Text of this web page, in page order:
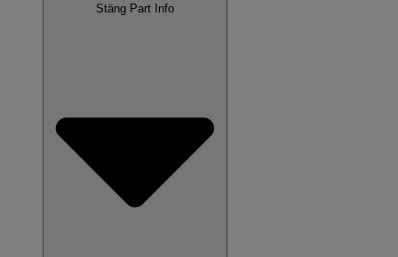
Stäng Part Info